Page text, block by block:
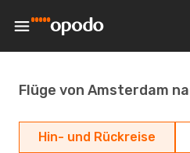
Flüge von Amsterdam
Hin- und Rückreise